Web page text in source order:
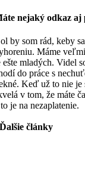
nejaký odkaz aj
by som rád, keby
Máme
ešte mladých. Videl
do práce s
Keď už to nie je
v tom, že máte
je na nezaplatenie.
Ďalšie články